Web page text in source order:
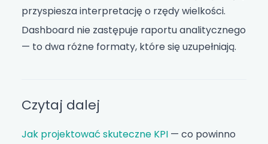
przyspiesza interpretację o rzędy wielkości.
Dashboard nie zastępuje raportu analitycznego
— to dwa różne formaty, które się uzupełniają.
Czytaj dalej
Jak projektować skuteczne KPI — co powinno